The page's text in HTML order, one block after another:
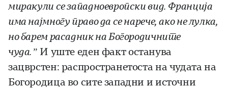
миракули се западноевропски вид. Франција
има најмногу право да се нарече, ако не лулка,
но барем расадник на Богородичните
чуда.” И уште еден факт останува
зацврстен: распространетоста на чудата на
Богородица во сите западни и источни